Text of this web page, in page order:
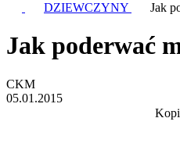
DZIEWCZYNY Jak
Jak poderwać
CKM
05.01.2015